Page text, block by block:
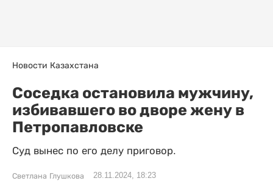
Новости Казахстана
Соседка остановила мужчину,
избивавшего во дворе жену в
Петропавловске
Суд вынес по его делу приговор.
Светлана Глушкова 28.11.2024, 18:23